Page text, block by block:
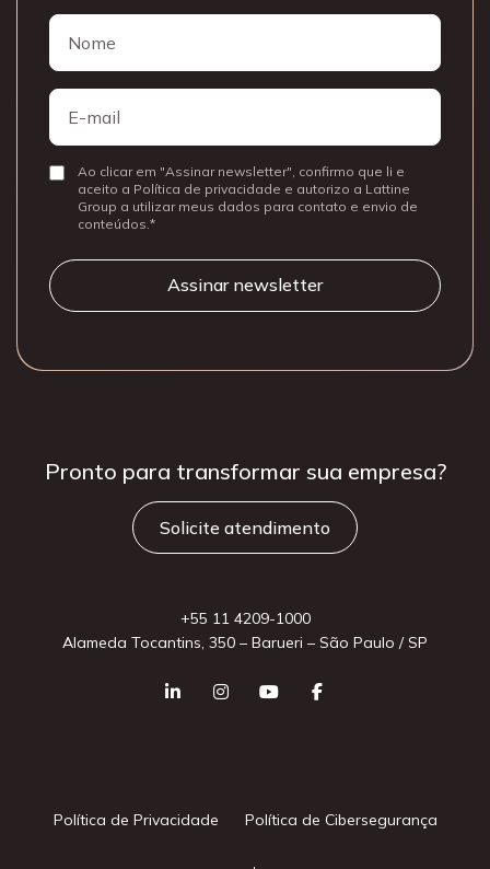
Nome
E-
mail
ConsentirAo clicar em "Assinar newsletter", confirmo que li e
aceito a Política de privacidade e autorizo a Lattine
Group a utilizar meus dados para contato e envio de
conteúdos.
Pronto para transformar sua empresa?
Solicite atendimento
+55 11 4209-1000
Alameda Tocantins, 350 – Barueri – São Paulo / SP
Política de Privacidade Política de Cibersegurança